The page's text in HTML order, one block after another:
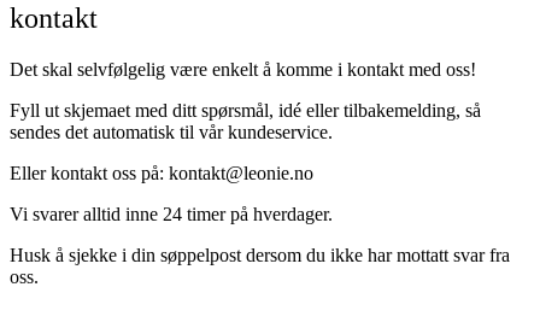
kontakt
Det skal selvfølgelig være enkelt å komme i kontakt med oss!
Fyll ut skjemaet med ditt spørsmål, idé eller tilbakemelding, så
sendes det automatisk til vår kundeservice.
Eller kontakt oss på: kontakt@leonie.no
Vi svarer alltid inne 24 timer på hverdager.
Husk å sjekke i din søppelpost dersom du ikke har mottatt svar fra
oss.